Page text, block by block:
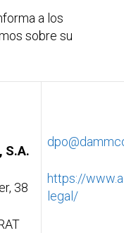
a los
sobre su
S.A.
38
https://
legal/